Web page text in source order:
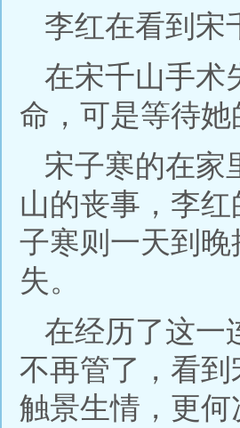
李红在看到宋
在宋千山手术
命，可是等待
宋子寒的在家
山的丧事，李
子寒则一天到
失。
在经历了这一
不再管了，看
触景生情，更